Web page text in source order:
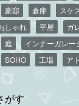
豪邸 倉庫 スケ
しゃれ 平屋 ガ
庭 インナーガレー
SOHO 工場 ア
がす